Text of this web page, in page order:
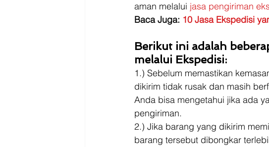
aman melalui jasa pengiriman
Baca Juga: 10 Jasa Ekspedisi
Berikut ini adalah
melalui Ekspedisi:
1.) Sebelum memastikan
dikirim tidak rusak dan masih
Anda bisa mengetahui jika ada
pengiriman.
2.) Jika barang yang dikirim
barang tersebut dibongkar